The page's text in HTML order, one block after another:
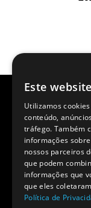
Semana
Circuitos
Ciência
Livros
Café de
Vacinas -
Este
Utilizamos
conteúdo,
tráfego. Também
informações
nossos parceiros
que podem
informações que
que eles
Política de